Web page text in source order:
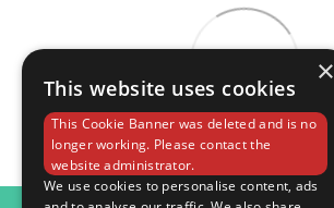
×
This website uses cookies
This Cookie Banner was deleted and is no
longer working. Please contact the
website administrator.
We use cookies to personalise content, ads